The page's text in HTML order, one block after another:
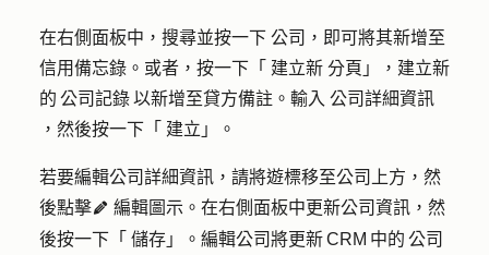
在右側面板中，搜尋並按一下 公司 ，即可將其新增至
信用備忘錄。或者，按一下「 建立新 分頁」，建立新
的 公司記錄 以新增至貸方備註。輸入 公司詳細資訊
，然後按一下「 建立 」。
若要編輯公司詳細資訊，請將遊標移至公司上方，然
後點擊edit 編輯圖示 。在右側面板中更新公司資訊，然
後按一下「 儲存 」。編輯公司將更新 CRM 中的 公司